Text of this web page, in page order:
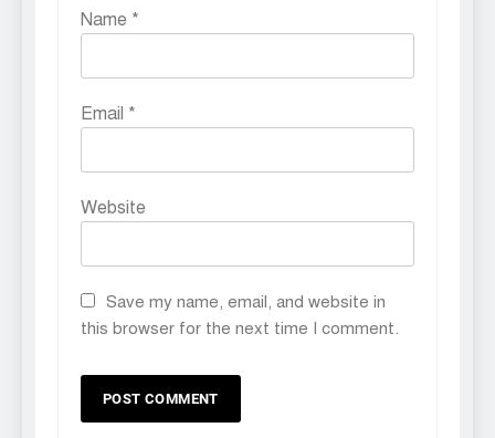
Name *
Email *
Website
Save my name, email, and website in
this browser for the next time I comment.